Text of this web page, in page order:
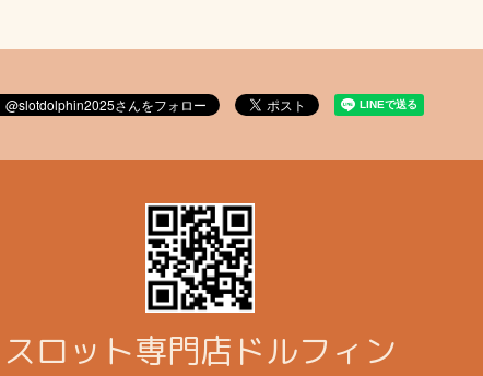
スロット専門店ドルフィン